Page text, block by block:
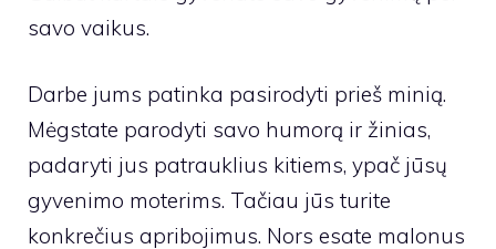
savo vaikus.
Darbe jums patinka pasirodyti prieš minią.
Mėgstate parodyti savo humorą ir žinias,
padaryti jus patrauklius kitiems, ypač jūsų
gyvenimo moterims. Tačiau jūs turite
konkrečius apribojimus. Nors esate malonus